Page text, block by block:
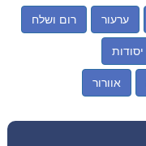
ערעור רום ושלח
יסודות
אוורור